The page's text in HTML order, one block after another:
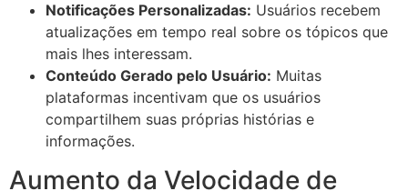
Notificações Personalizadas: Usuários recebem
atualizações em tempo real sobre os tópicos que
mais lhes interessam.
Conteúdo Gerado pelo Usuário: Muitas
plataformas incentivam que os usuários
compartilhem suas próprias histórias e
informações.
Aumento da Velocidade de